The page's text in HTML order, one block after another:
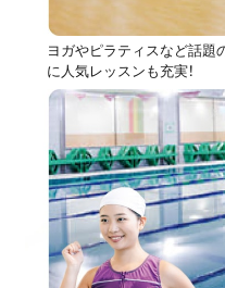
ヨガやピラティスなど話題
に人気レッスンも充実！